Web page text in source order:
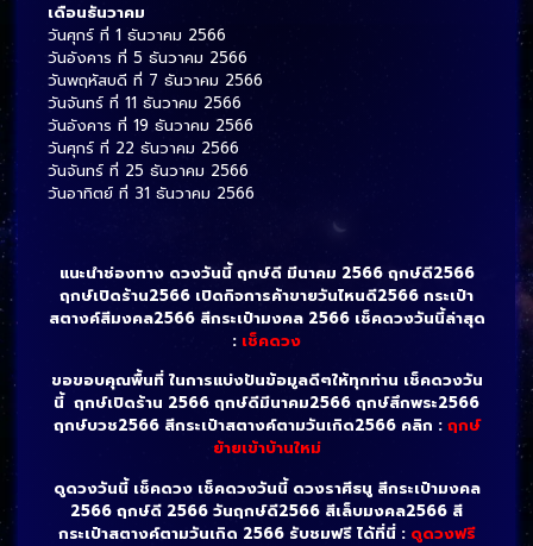
เดือนธันวาคม
วันศุกร์ ที่ 1 ธันวาคม 2566
วันอังคาร ที่ 5 ธันวาคม 2566
วันพฤหัสบดี ที่ 7 ธันวาคม 2566
วันจันทร์ ที่ 11 ธันวาคม 2566
วันอังคาร ที่ 19 ธันวาคม 2566
วันศุกร์ ที่ 22 ธันวาคม 2566
วันจันทร์ ที่ 25 ธันวาคม 2566
วันอาทิตย์ ที่ 31 ธันวาคม 2566
แนะนำช่องทาง ดวงวันนี้ ฤกษ์ดี มีนาคม 2566 ฤกษ์ดี2566
ฤกษ์เปิดร้าน2566 เปิดกิจการค้าขายวันไหนดี2566 กระเป๋า
สตางค์สีมงคล2566 สีกระเป๋ามงคล 2566 เช็คดวงวันนี้ล่าสุด
: เช็คดวง
ขอขอบคุณพื้นที่ ในการแบ่งปันข้อมูลดีๆให้ทุกท่าน เช็คดวงวัน
นี้ ฤกษ์เปิดร้าน 2566 ฤกษ์ดีมีนาคม2566 ฤกษ์สึกพระ2566
ฤกษ์บวช2566 สีกระเป๋าสตางค์ตามวันเกิด2566 คลิก : ฤกษ์
ย้ายเข้าบ้านใหม่
ดูดวงวันนี้ เช็คดวง เช็คดวงวันนี้ ดวงราศีธนู สีกระเป๋ามงคล
2566 ฤกษ์ดี 2566 วันฤกษ์ดี2566 สีเล็บมงคล2566 สี
กระเป๋าสตางค์ตามวันเกิด 2566 รับชมฟรี ได้ที่นี่ : ดูดวงฟรี